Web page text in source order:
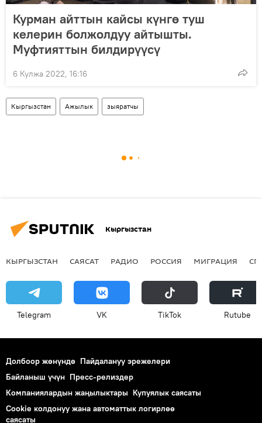
Курман айттын кайсы күнгө туш
келерин болжолдуу айтышты.
Муфтияттын билдирүүсү
6 Кулжа 2022, 16:16
Кыргызстан Ажылык зыяратчы
Кыргызстан
КЫРГЫЗСТАН САЯСАТ РАДИО РОССИЯ МИГРАЦИЯ
Telegram VK ТikТоk Rutube
Долбоор жөнүндө Пайдалануу эрежелери
Байланыш үчүн Пресс-релиздер
Компаниялардын жаңылыктары Купуялык саясаты
Cookie колдонуу жана автоматтык логирлөө
саясаты